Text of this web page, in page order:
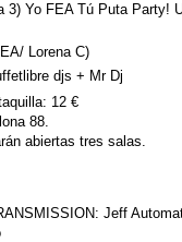
3) Yo FEA Tú Puta Party!
Lorena C)
djs + Mr Dj
12 €
88.
abiertas tres salas.
Jeff